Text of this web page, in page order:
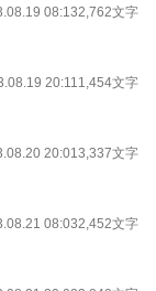
08:132,762文字
20:111,454文字
20:013,337文字
08:032,452文字